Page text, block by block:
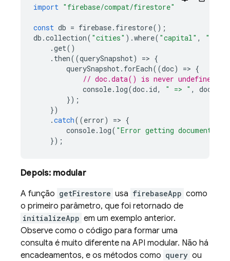
import "firebase/compat/firestore"
const db = firebase. firestore();
db .collection( "cities" ).where( "capital" , "=="
.get()
. then((querySnapshot) => {
querySnapshot. forEach((doc) => {
// doc.data() is never undefined for
console. log(doc. id, " => " , doc
});
})
.catch((error) => {
console. log( "Error getting documents: "
});
Depois: modular
A função getFirestore usa firebaseApp como
o primeiro parâmetro, que foi retornado de
initializeApp em um exemplo anterior.
Observe como o código para formar uma
consulta é muito diferente na API modular. Não há
encadeamentos, e os métodos como query ou